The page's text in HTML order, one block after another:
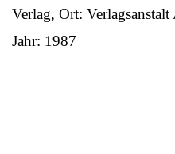
Verlag, Ort: Verlagsanstalt
Jahr: 1987